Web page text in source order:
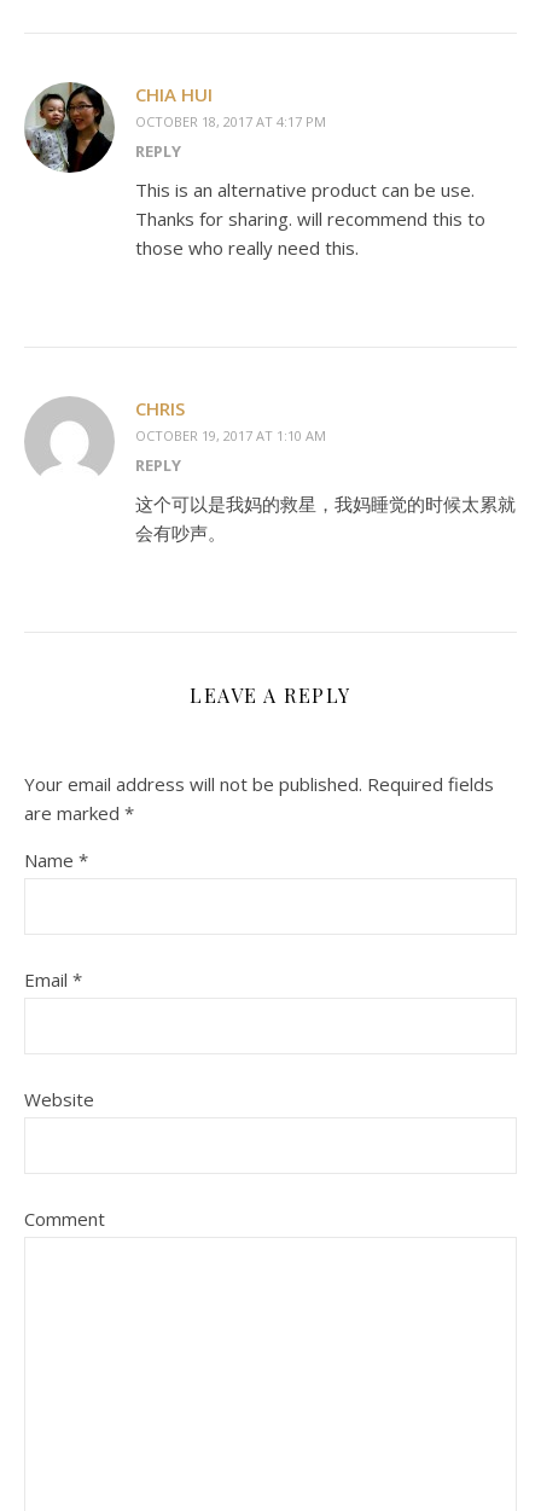
CHIA HUI
OCTOBER 18, 2017 AT 4:17 PM
REPLY
This is an alternative product can be use.
Thanks for sharing. will recommend this to
those who really need this.
CHRIS
OCTOBER 19, 2017 AT 1:10 AM
REPLY
这个可以是我妈的救星，我妈睡觉的时候太累就
会有吵声。
LEAVE A REPLY
Your email address will not be published. Required fields
are marked *
Name *
Email *
Website
Comment